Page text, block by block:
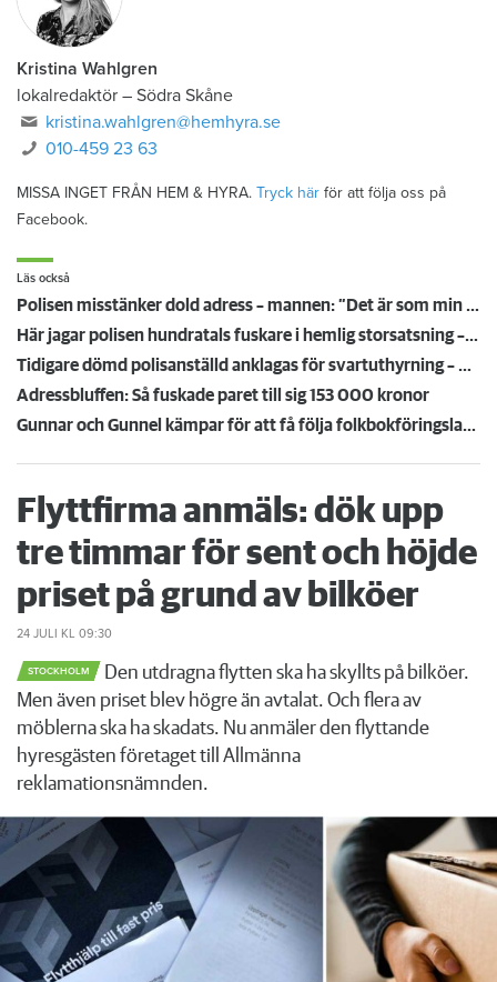
Kristina Wahlgren
lokalredaktör – Södra Skåne
kristina.wahlgren@hemhyra.se
010-459 23 63
MISSA INGET FRÅN HEM & HYRA. Tryck här för att följa oss på
Facebook.
Läs också
Polisen misstänker dold adress – mannen: ”Det är som min extrafamilj”
Här jagar polisen hundratals fuskare i hemlig storsatsning – efter tips från hyresvärdar
Tidigare dömd polisanställd anklagas för svartuthyrning – hade två hyresrätter
Adressbluffen: Så fuskade paret till sig 153 000 kronor
Gunnar och Gunnel kämpar för att få följa folkbokföringslagen: "Det är så stolligt"
Flyttfirma anmäls: dök upp
tre timmar för sent och höjde
priset på grund av bilköer
24 JULI KL 09:30
STOCKHOLM
Den utdragna flytten ska ha skyllts på bilköer.
Men även priset blev högre än avtalat. Och flera av
möblerna ska ha skadats. Nu anmäler den flyttande
hyresgästen företaget till Allmänna
reklamationsnämnden.